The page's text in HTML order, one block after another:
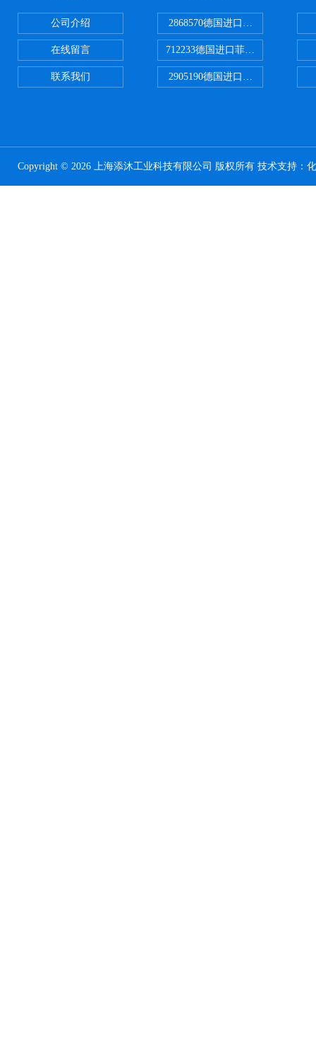
公司介绍
在线留言
联系我们
2868570德国进口菲尼克斯电源
712233德国进口菲尼克斯断路器
2905190德国进口菲尼克斯继电器
Copyright © 2026 上海添沐工业科技有限公司 版权所有 技术支持：